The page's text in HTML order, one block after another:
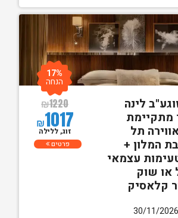
לינה
מתקיימת
תל
המלון +
עצמאי
או שוק
קלאסיק
₪1220
₪1017
17%
הנחה
זוג, ללילה
פרטים